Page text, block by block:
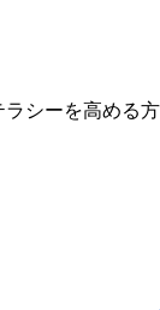
シーを高める